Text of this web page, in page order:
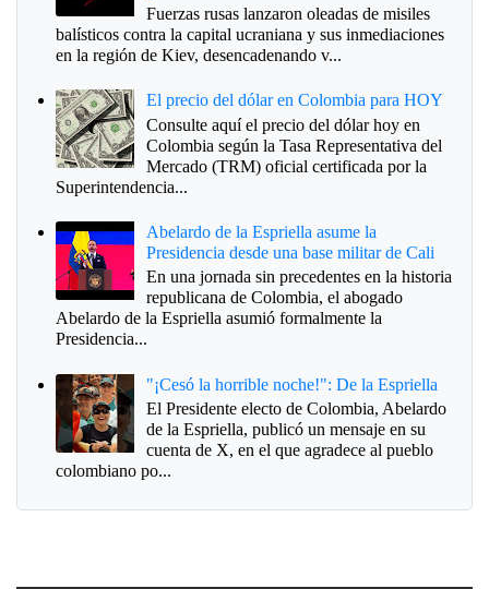
Fuerzas rusas lanzaron oleadas de misiles
balísticos contra la capital ucraniana y sus inmediaciones
en la región de Kiev, desencadenando v...
El precio del dólar en Colombia para HOY
Consulte aquí el precio del dólar hoy en
Colombia según la Tasa Representativa del
Mercado (TRM) oficial certificada por la
Superintendencia...
Abelardo de la Espriella asume la
Presidencia desde una base militar de Cali
En una jornada sin precedentes en la historia
republicana de Colombia, el abogado
Abelardo de la Espriella asumió formalmente la
Presidencia...
"¡Cesó la horrible noche!": De la Espriella
El Presidente electo de Colombia, Abelardo
de la Espriella, publicó un mensaje en su
cuenta de X, en el que agradece al pueblo
colombiano po...